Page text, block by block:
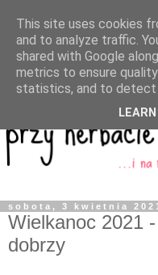
sobota, 3 kwietnia 2021
Wielkanoc 2021
dobrzy
This site uses cookies
and to analyze traffic.
shared with Google
metrics to ensure
statistics, and to detect